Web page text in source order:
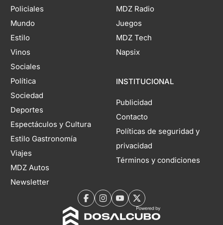
Policiales
Mundo
Estilo
Vinos
Sociales
Política
Sociedad
Deportes
Espectáculos y Cultura
Estilo Gastronomía
Viajes
MDZ Autos
Newsletter
MDZ Radio
Juegos
MDZ Tech
Napsix
INSTITUCIONAL
Publicidad
Contacto
Políticas de seguridad y
privacidad
Términos y condiciones